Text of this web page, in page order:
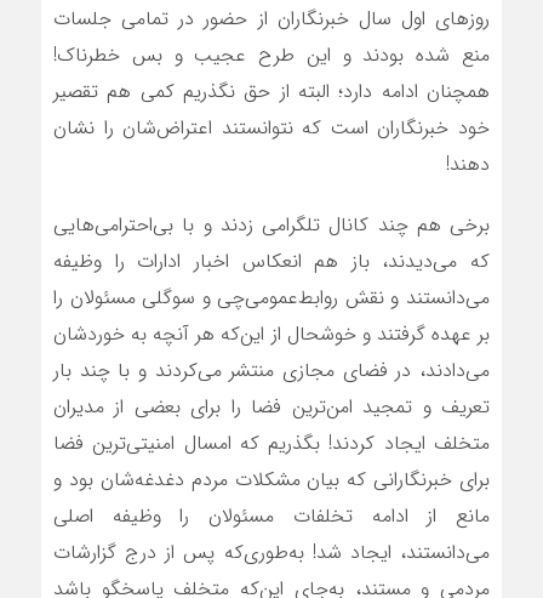
روزهای اول سال خبرنگاران از حضور در تمامی جلسات
منع شده بودند و این طرح عجیب و بس خطرناک!
همچنان ادامه دارد؛ البته از حق نگذریم کمی هم تقصیر
خود خبرنگاران است که نتوانستند اعتراض‌شان را نشان
دهند!
برخی هم چند کانال تلگرامی زدند و با بی‌احترامی‌هایی
که می‌دیدند، باز هم انعکاس اخبار ادارات را وظیفه
می‌دانستند و نقش روابط‌عمومی‌چی و سوگلی مسئولان را
بر عهده گرفتند و خوشحال از این‌که هر آنچه به خوردشان
می‌دادند، در فضای مجازی منتشر می‌کردند و با چند بار
تعریف و تمجید امن‌ترین فضا را برای بعضی از مدیران
متخلف ایجاد کردند! بگذریم که امسال امنیتی‌ترین فضا
برای خبرنگارانی که بیان مشکلات مردم دغدغه‌شان بود و
مانع از ادامه تخلفات مسئولان را وظیفه اصلی
می‌دانستند، ایجاد شد! به‌طوری‌که پس از درج گزارشات
مردمی و مستند، به‌جای این‌که متخلف پاسخگو باشد